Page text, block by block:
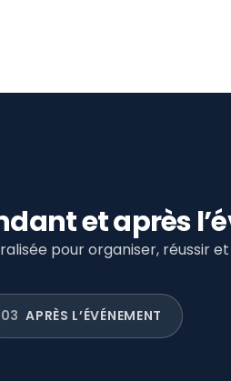
et après
pour organiser, réussir
03 APRÈS L’ÉVÉNEMENT